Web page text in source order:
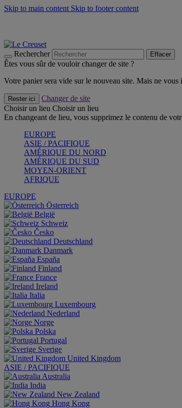
Skip to main content Skip to footer content
Rechercher Effacer
Êtes vous sûr de vouloir changer de site ?
Votre panier sera vide sur le nouveau site. Mais ne
Rester ici
Changer de site
Choisir un lieu Choisir un lieu
En changeant de lieu, vous supprimez le contenu de
EUROPE
ASIE / PACIFIQUE
AMÉRIQUE DU NORD
AMÉRIQUE DU SUD
MOYEN-ORIENT
AFRIQUE
EUROPE
Österreich
België
Schweiz
Česko
Deutschland
Danmark
España
Finland
France
Ireland
Italia
Luxembourg
Nederland
Norge
Polska
Portugal
Sverige
United Kingdom
ASIE / PACIFIQUE
Australia
India
New Zealand
Hong Kong